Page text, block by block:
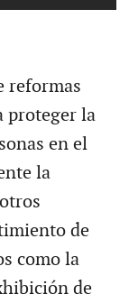
reformas
proteger la
en el
la
de
como la
de